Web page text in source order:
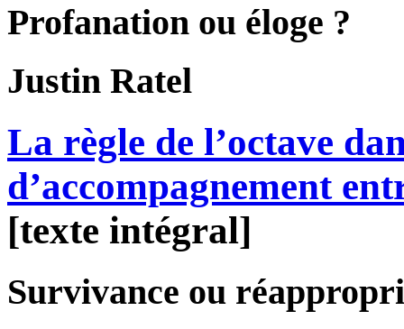
Profanation ou éloge ?
Justin Ratel
La règle de l’octave
d’accompagnement
[texte intégral]
Survivance ou